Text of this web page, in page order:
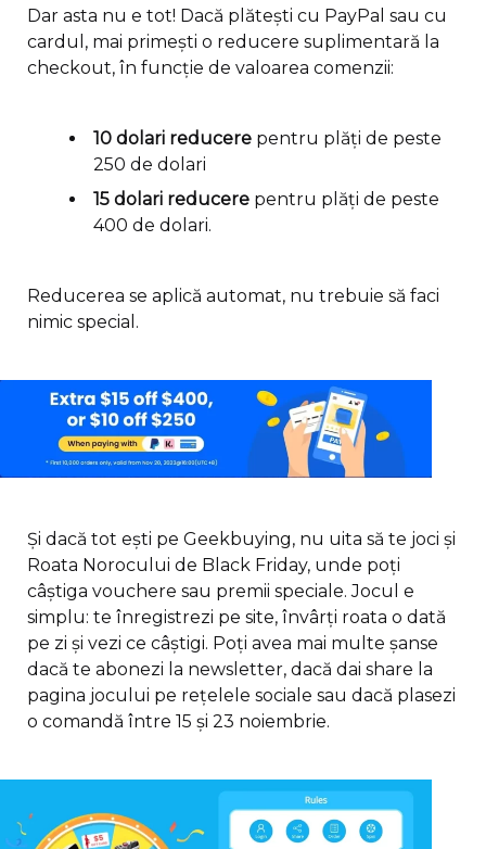
Dar asta nu e tot! Dacă plătești cu PayPal sau cu
cardul, mai primești o reducere suplimentară la
checkout, în funcție de valoarea comenzii:
10 dolari reducere pentru plăți de peste
250 de dolari
15 dolari reducere pentru plăți de peste
400 de dolari.
Reducerea se aplică automat, nu trebuie să faci
nimic special.
Și dacă tot ești pe Geekbuying, nu uita să te joci și
Roata Norocului de Black Friday, unde poți
câștiga vouchere sau premii speciale. Jocul e
simplu: te înregistrezi pe site, învârți roata o dată
pe zi și vezi ce câștigi. Poți avea mai multe șanse
dacă te abonezi la newsletter, dacă dai share la
pagina jocului pe rețelele sociale sau dacă plasezi
o comandă între 15 și 23 noiembrie.